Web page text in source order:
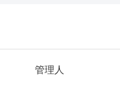
管理人